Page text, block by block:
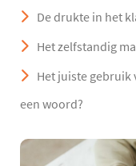
De drukte in het
Het zelfstandig
Het juiste gebruik
een woord?